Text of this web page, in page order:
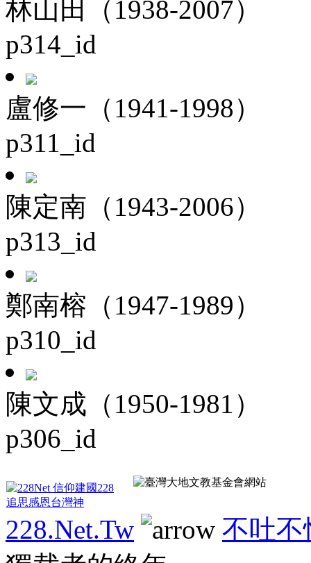
林山田（1938-2007）
p314_id
盧修一（1941-1998）
p311_id
陳定南（1943-2006）
p313_id
鄭南榕（1947-1989）
p310_id
陳文成（1950-1981）
p306_id
228.Net.Tw
不吐不